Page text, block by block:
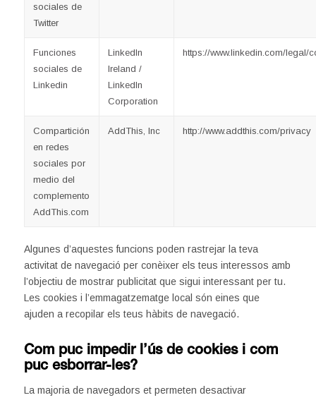
sociales de
Twitter
Funciones
sociales de
Linkedin
LinkedIn
Ireland /
LinkedIn
Corporation
https://www.linkedin.com/legal/
Compartición
en redes
sociales por
medio del
complemento
AddThis.com
AddThis, Inc http://www.addthis.com/privacy
Algunes d’aquestes funcions poden rastrejar la teva
activitat de navegació per conèixer els teus interessos amb
l’objectiu de mostrar publicitat que sigui interessant per tu.
Les cookies i l’emmagatzematge local són eines que
ajuden a recopilar els teus hàbits de navegació.
Com puc impedir l’ús de cookies i com
puc esborrar-les?
La majoria de navegadors et permeten desactivar